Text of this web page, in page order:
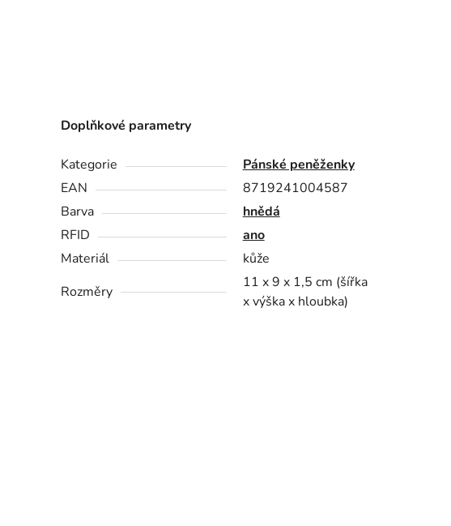
Doplňkové parametry
Kategorie
Pánské peněženky
EAN
8719241004587
Barva
hnědá
RFID
ano
Materiál
kůže
Rozměry
11 x 9 x 1,5 cm (šířka
x výška x hloubka)